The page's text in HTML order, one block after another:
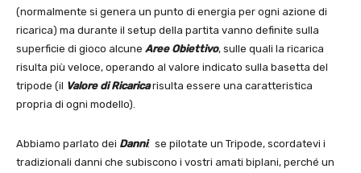
(normalmente si genera un punto di energia per ogni azione di
ricarica) ma durante il setup della partita vanno definite sulla
superficie di gioco alcune Aree Obiettivo, sulle quali la ricarica
risulta più veloce, operando al valore indicato sulla basetta del
tripode (il Valore di Ricaricarisulta essere una caratteristica
propria di ogni modello).
Abbiamo parlato dei Danni: se pilotate un Tripode, scordatevi i
tradizionali danni che subiscono i vostri amati biplani, perché un